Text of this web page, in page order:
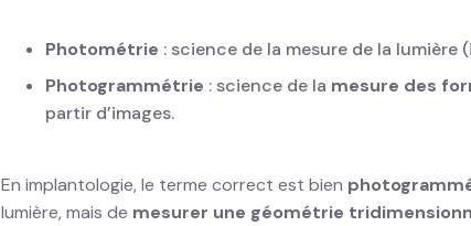
Photométrie : science de la mesure de la
Photogrammétrie : science de la mesure des
partir d’images.
En implantologie, le terme correct est bien
lumière, mais de mesurer une géométrie